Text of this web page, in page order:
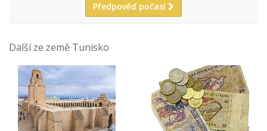
Předpověď počasí
Další ze země Tunisko